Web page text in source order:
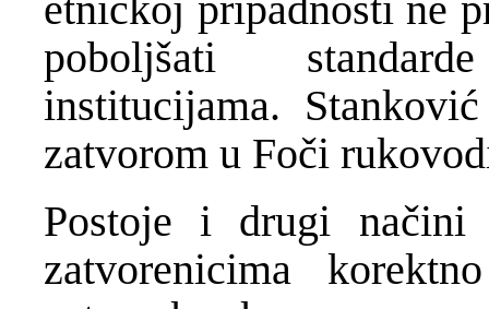
poboljšati
institucijama.
zatvorom u Foči
Postoje i drugi načini
zatvorenicima